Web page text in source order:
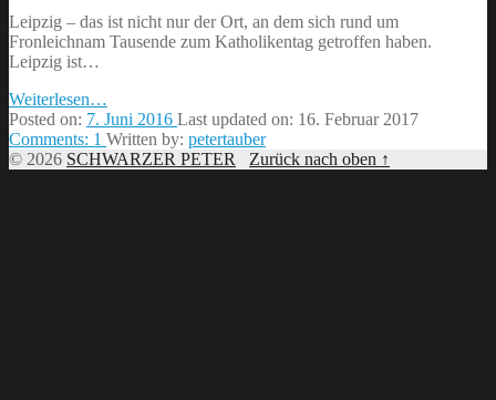
Leipzig – das ist nicht nur der Ort, an dem sich rund um
Fronleichnam Tausende zum Katholikentag getroffen haben.
Leipzig ist…
Weiterlesen
da
sind
die
…
Posted on: 7. Juni 2016 Last updated on: 16. Februar 2017
Comments: 1 Written by: petertauber
© 2026 SCHWARZER PETER Zurück nach oben ↑